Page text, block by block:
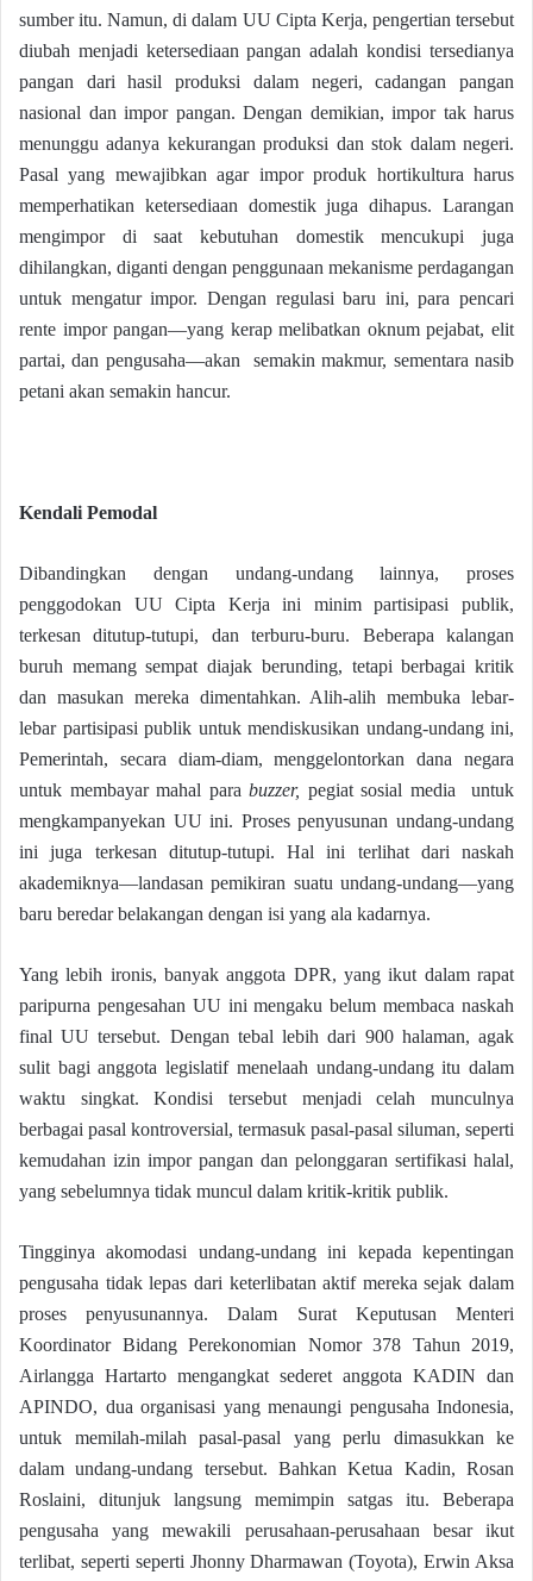
sumber itu. Namun, di dalam UU Cipta Kerja, pengertian tersebut
diubah menjadi ketersediaan pangan adalah kondisi tersedianya
pangan dari hasil produksi dalam negeri, cadangan pangan
nasional dan impor pangan. Dengan demikian, impor tak harus
menunggu adanya kekurangan produksi dan stok dalam negeri.
Pasal yang mewajibkan agar impor produk hortikultura harus
memperhatikan ketersediaan domestik juga dihapus. Larangan
mengimpor di saat kebutuhan domestik mencukupi juga
dihilangkan, diganti dengan penggunaan mekanisme perdagangan
untuk mengatur impor. Dengan regulasi baru ini, para pencari
rente impor pangan—yang kerap melibatkan oknum pejabat, elit
partai, dan pengusaha—akan semakin makmur, sementara nasib
petani akan semakin hancur.
Kendali Pemodal
Dibandingkan dengan undang-undang lainnya, proses
penggodokan UU Cipta Kerja ini minim partisipasi publik,
terkesan ditutup-tutupi, dan terburu-buru. Beberapa kalangan
buruh memang sempat diajak berunding, tetapi berbagai kritik
dan masukan mereka dimentahkan. Alih-alih membuka lebar-
lebar partisipasi publik untuk mendiskusikan undang-undang ini,
Pemerintah, secara diam-diam, menggelontorkan dana negara
untuk membayar mahal parabuzzer, pegiat sosial media untuk
mengkampanyekan UU ini. Proses penyusunan undang-undang
ini juga terkesan ditutup-tutupi. Hal ini terlihat dari naskah
akademiknya—landasan pemikiran suatu undang-undang—yang
baru beredar belakangan dengan isi yang ala kadarnya.
Yang lebih ironis, banyak anggota DPR, yang ikut dalam rapat
paripurna pengesahan UU ini mengaku belum membaca naskah
final UU tersebut. Dengan tebal lebih dari 900 halaman, agak
sulit bagi anggota legislatif menelaah undang-undang itu dalam
waktu singkat. Kondisi tersebut menjadi celah munculnya
berbagai pasal kontroversial, termasuk pasal-pasal siluman, seperti
kemudahan izin impor pangan dan pelonggaran sertifikasi halal,
yang sebelumnya tidak muncul dalam kritik-kritik publik.
Tingginya akomodasi undang-undang ini kepada kepentingan
pengusaha tidak lepas dari keterlibatan aktif mereka sejak dalam
proses penyusunannya. Dalam Surat Keputusan Menteri
Koordinator Bidang Perekonomian Nomor 378 Tahun 2019,
Airlangga Hartarto mengangkat sederet anggota KADIN dan
APINDO, dua organisasi yang menaungi pengusaha Indonesia,
untuk memilah-milah pasal-pasal yang perlu dimasukkan ke
dalam undang-undang tersebut. Bahkan Ketua Kadin, Rosan
Roslaini, ditunjuk langsung memimpin satgas itu. Beberapa
pengusaha yang mewakili perusahaan-perusahaan besar ikut
terlibat, seperti seperti Jhonny Dharmawan (Toyota), Erwin Aksa